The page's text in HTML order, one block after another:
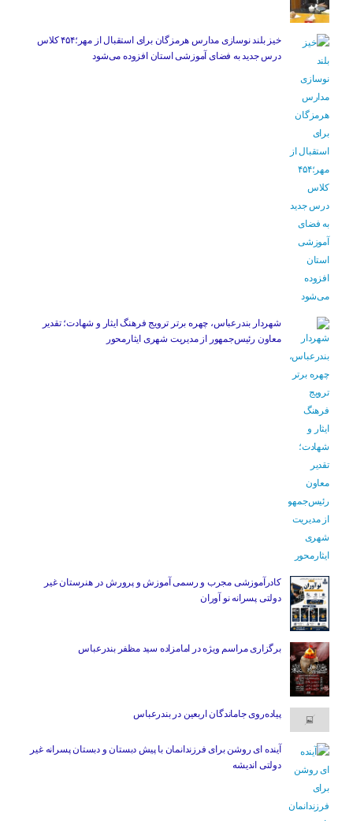
خیز بلند نوسازی مدارس هرمزگان برای استقبال از مهر؛۴۵۴ کلاس
درس جدید به فضای آموزشی استان افزوده می‌شود
شهردار بندرعباس، چهره برتر ترویج فرهنگ ایثار و شهادت؛ تقدیر
معاون رئیس‌جمهور از مدیریت شهری ایثارمحور
کادرآموزشی مجرب و رسمی آموزش و پرورش در هنرستان غیر
دولتی پسرانه نو آوران
برگزاری مراسم ویژه در امامزاده سید مظفر بندرعباس
پیاده‌روی جاماندگان اربعین در بندرعباس
آینده ای روشن برای فرزندانمان با پیش دبستان و دبستان پسرانه غیر
دولتی اندیشه